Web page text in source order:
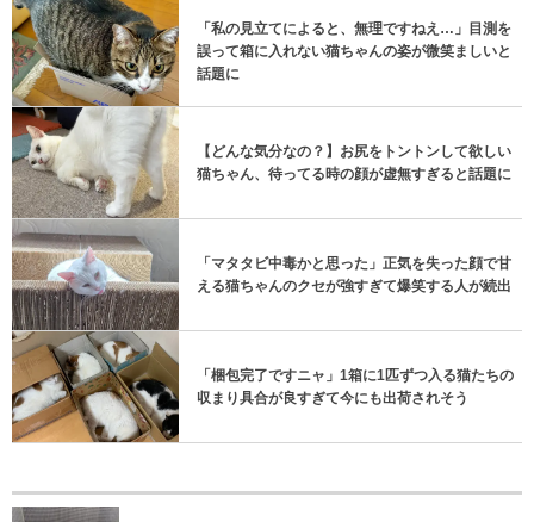
「私の見立てによると、無理ですねえ…」目測を
誤って箱に入れない猫ちゃんの姿が微笑ましいと
話題に
【どんな気分なの？】お尻をトントンして欲しい
猫ちゃん、待ってる時の顔が虚無すぎると話題に
「マタタビ中毒かと思った」正気を失った顔で甘
える猫ちゃんのクセが強すぎて爆笑する人が続出
「梱包完了ですニャ」1箱に1匹ずつ入る猫たちの
収まり具合が良すぎて今にも出荷されそう